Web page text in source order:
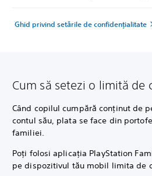
Ghid privind setările de confidențialitate
Cum să setezi o limită de
Când copilul cumpără conținut de
contul său, plata se face din
familiei.
Poți folosi aplicația PlayStation
pe dispozitivul tău mobil limita de